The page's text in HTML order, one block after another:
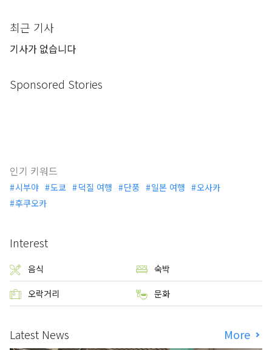
최근 기사
기사가 없습니다
Sponsored Stories
인기 키워드
시부야 도쿄 덕질 여행 단풍 일본 여행
오사카
후쿠오카
Interest
음식 숙박
오락거리 문화
Latest News More